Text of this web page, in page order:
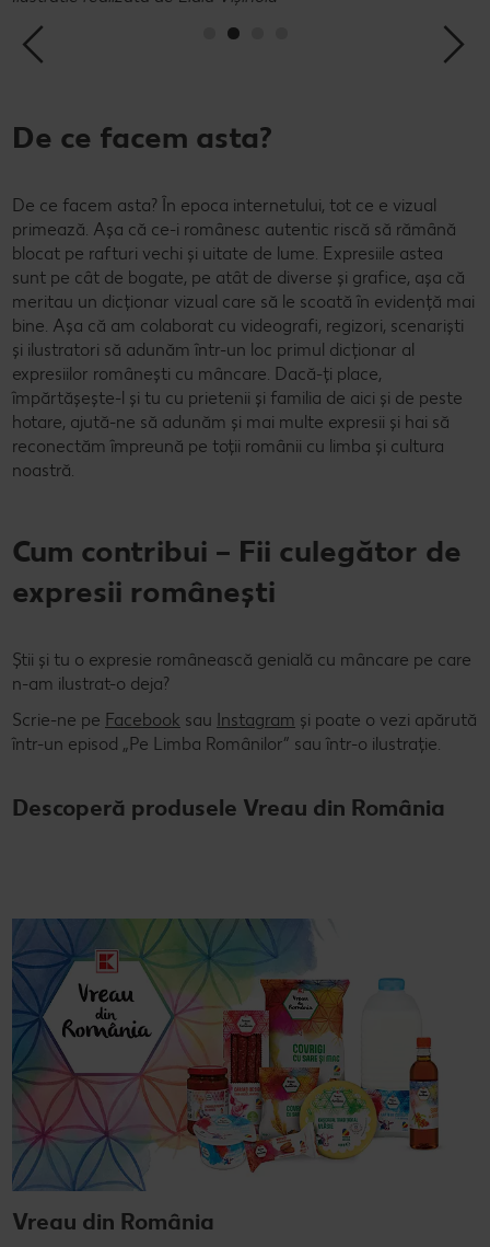
De ce facem asta?
De ce facem asta? În epoca internetului, tot ce e vizual
primează. Așa că ce-i românesc autentic riscă să rămână
blocat pe rafturi vechi și uitate de lume. Expresiile astea
sunt pe cât de bogate, pe atât de diverse și grafice, așa că
meritau un dicționar vizual care să le scoată în evidență mai
bine. Așa că am colaborat cu videografi, regizori, scenariști
și ilustratori să adunăm într-un loc primul dicționar al
expresiilor românești cu mâncare. Dacă-ți place,
împărtășește-l și tu cu prietenii și familia de aici și de peste
hotare, ajută-ne să adunăm și mai multe expresii și hai să
reconectăm împreună pe toții românii cu limba și cultura
noastră.​
Cum contribui – Fii culegător de
expresii românești​
Știi și tu o expresie românească genială cu mâncare pe care
n-am ilustrat-o deja?​
​Scrie-ne pe Facebook sau Instagram și poate o vezi apărută
într-un episod „Pe Limba Românilor” sau într-o ilustrație.​
Descoperă produsele Vreau din România
Vreau din România